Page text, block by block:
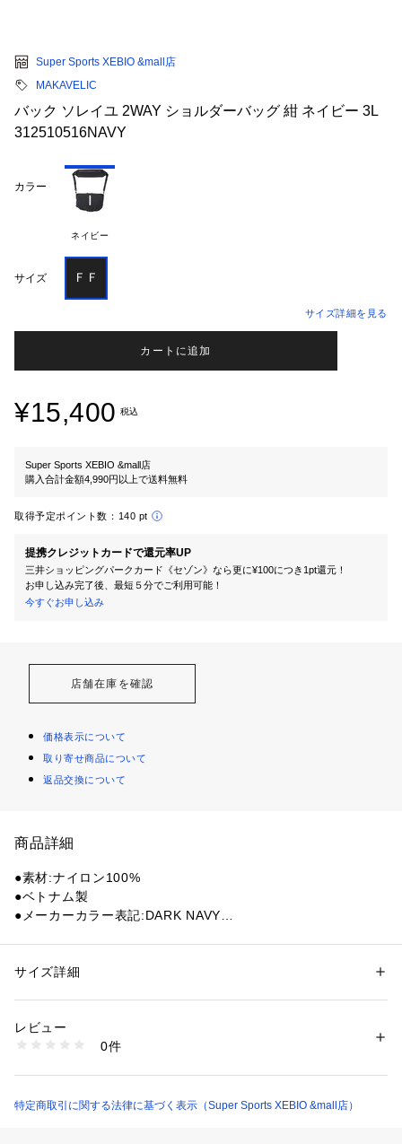
Super Sports XEBIO &mall店
MAKAVELIC
バック ソレイユ 2WAY ショルダーバッグ 紺 ネイビー 3L
312510516NAVY
カラー
ネイビー
サイズ ＦＦ
サイズ詳細を見る
カートに追加
¥15,400 税込
Super Sports XEBIO &mall店
購入合計金額4,990円以上で送料無料
取得予定ポイント数： 140 pt
提携クレジットカードで還元率UP
三井ショッピングパークカード《セゾン》なら更に¥100につき1pt還元！
お申し込み完了後、最短５分でご利用可能！
今すぐお申し込み
店舗在庫を確認
価格表示について
取り寄せ商品について
返品交換について
商品詳細
●素材:ナイロン100%
●ベトナム製
●メーカーカラー表記:DARK NAVY
●重量:約300g
●新たに採用されたブランドタグがデザインのアクセントとな
り、ショルダーストラップ単体でも使用できる実用性も兼備。
【商品の購入にあたっての注意事項】
性別：レディース
商品番号：
10897123901 （ショップ）
サイズ詳細
レビュー
0件
特定商取引に関する法律に基づく表示（Super Sports XEBIO &mall店）